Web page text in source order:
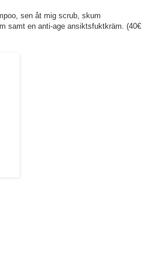
sen åt mig scrub, skum
samt en anti-age ansiktsfuktkräm. (40€